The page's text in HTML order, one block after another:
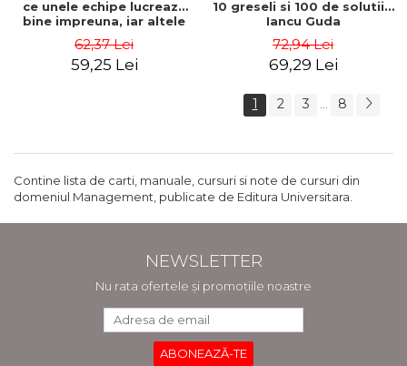
ce unele echipe lucreaza
bine impreuna, iar altele
Sinek
62,37 Lei
59,25 Lei
10 greseli si 100 de solutii -
Iancu Guda
72,94 Lei
69,29 Lei
1 2 3 ... 8
Contine lista de carti, manuale, cursuri si note de cursuri din
domeniul Management, publicate de Editura Universitara.
NEWSLETTER
Nu rata ofertele și promoțiile noastre